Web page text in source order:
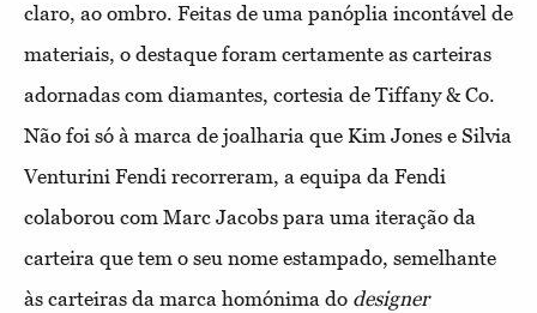
claro, ao ombro. Feitas de uma panóplia incontável de
materiais, o destaque foram certamente as carteiras
adornadas com diamantes, cortesia de Tiffany & Co.
Não foi só à marca de joalharia que Kim Jones e Silvia
Venturini Fendi recorreram, a equipa da Fendi
colaborou com Marc Jacobs para uma iteração da
carteira que tem o seu nome estampado, semelhante
às carteiras da marca homónima do designer